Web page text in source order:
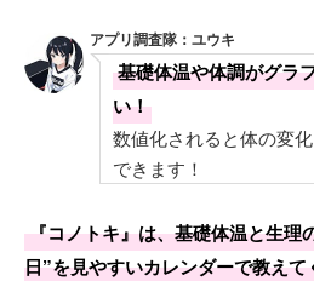
アプリ調査隊：ユウキ
基礎体温や体調がグラ
い！
数値化されると体の変
できます！
『コノトキ』は、基礎体温と生理
日”を見やすいカレンダーで教え